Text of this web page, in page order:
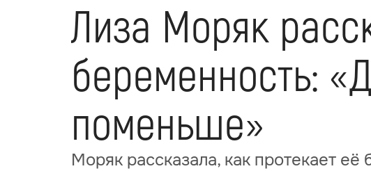
Лиза Моряк
беременность:
поменьше»
Моряк рассказала, как протекает